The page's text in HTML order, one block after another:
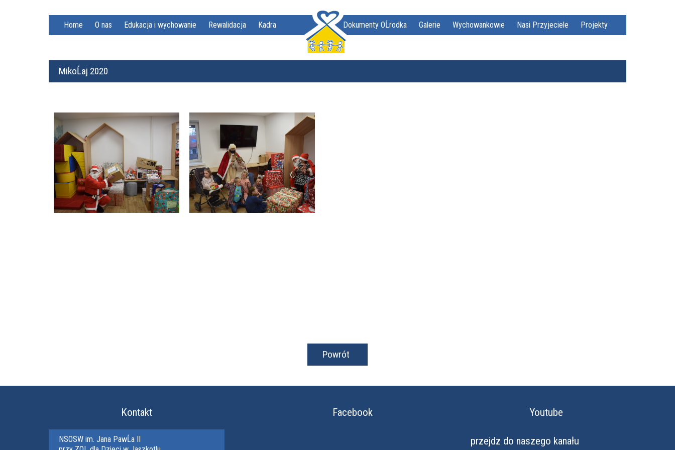
Home O nas Edukacja i wychowanie Rewalidacja Kadra Dokumenty OĹrodka Galerie Wychowankowie Nasi Przyjeciele Projekty
MikoĹaj 2020
Powrót
Kontakt
NSOSW im. Jana PawĹa II
Facebook Youtube
przejdz do naszego kanału